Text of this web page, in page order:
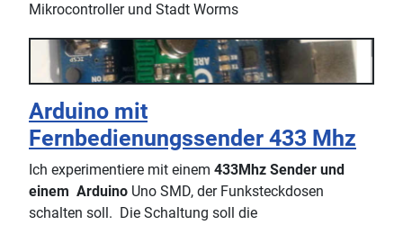
Mikrocontroller und Stadt Worms
Arduino mit
Fernbedienungssender 433 Mhz
Ich experimentiere mit einem 433Mhz Sender und
einem Arduino Uno SMD, der Funksteckdosen
schalten soll. Die Schaltung soll die